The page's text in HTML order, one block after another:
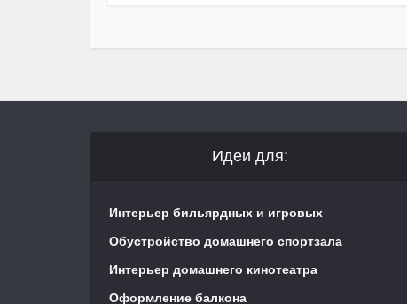
Идеи для:
Интерьер бильярдных и игровых
Обустройство домашнего спортзала
Интерьер домашнего кинотеатра
Оформление балкона